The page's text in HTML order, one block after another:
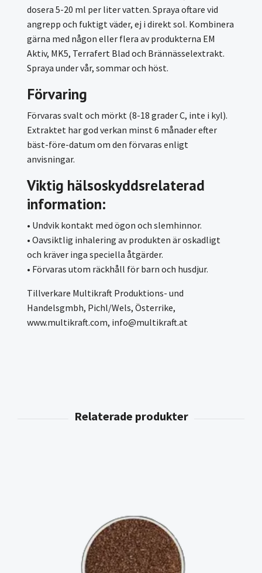
dosera 5-20 ml per liter vatten. Spraya oftare vid
angrepp och fuktigt väder, ej i direkt sol. Kombinera
gärna med någon eller flera av produkterna EM
Aktiv, MK5, Terrafert Blad och Brännässelextrakt.
Spraya under vår, sommar och höst.
Förvaring
Förvaras svalt och mörkt (8-18 grader C, inte i kyl).
Extraktet har god verkan minst 6 månader efter
bäst-före-datum om den förvaras enligt
anvisningar.
Viktig hälsoskyddsrelaterad
information:
• Undvik kontakt med ögon och slemhinnor.
• Oavsiktlig inhalering av produkten är oskadligt
och kräver inga speciella åtgärder.
• Förvaras utom räckhåll för barn och husdjur.
Tillverkare Multikraft Produktions- und
Handelsgmbh, Pichl/Wels, Österrike,
www.multikraft.com, info@multikraft.at